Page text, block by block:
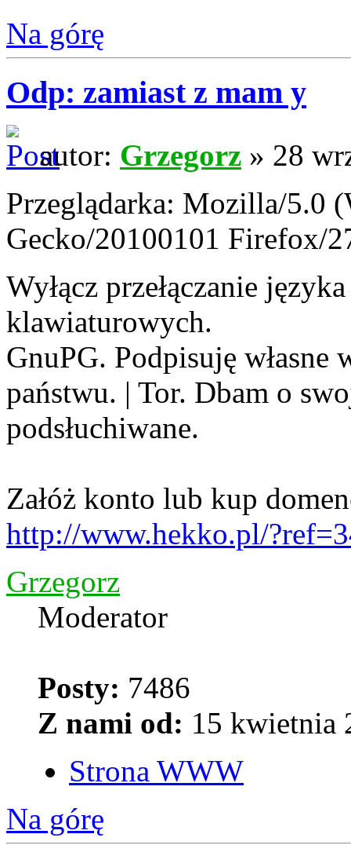
Na górę
Odp: zamiast z mam y
autor: Grzegorz » 28
Przeglądarka: Mozilla/5.0
Gecko/20100101 Firefox/
Wyłącz przełączanie
klawiaturowych.
GnuPG. Podpisuję
państwu. | Tor. Dbam o
podsłuchiwane.
Załóż konto lub kup
http://www.hekko.pl/
Grzegorz
Moderator
Posty: 7486
Z nami od: 15 kwietnia
Strona WWW
Na górę